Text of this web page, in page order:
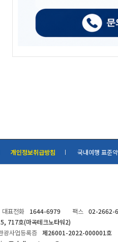
개인정보취급방침 국내여행 표준
대표전화 1644-6979 팩스
02-2662-
717호(마곡테크노타워2)
광사업등록증 제26001-2022-000001호